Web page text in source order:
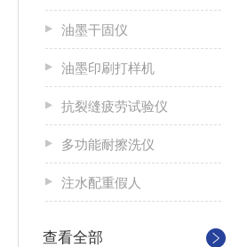
油墨干固仪
油墨印刷打样机
抗裂缝疲劳试验仪
多功能耐擦洗仪
注水配重假人
查看全部